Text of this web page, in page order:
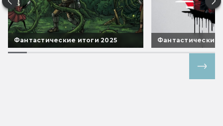
Фантастические итоги 2025 Фантастические